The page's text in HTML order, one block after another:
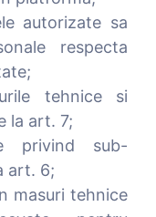
autorizate sa
respecta
tehnice si
la art. 7;
privind sub-
art. 6;
masuri tehnice